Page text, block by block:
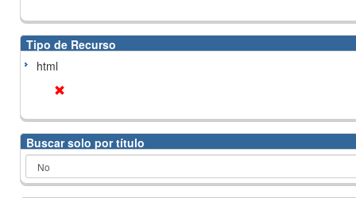
Tipo de Recurso
html
Buscar solo por título